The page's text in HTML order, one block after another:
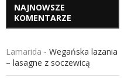
NAJNOWSZE
KOMENTARZE
Lamarida - Wegańska lazania
– lasagne z soczewicą